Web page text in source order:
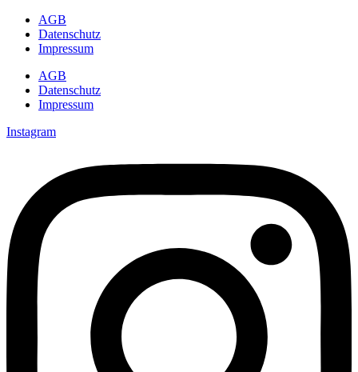
AGB
Datenschutz
Impressum
AGB
Datenschutz
Impressum
Instagram